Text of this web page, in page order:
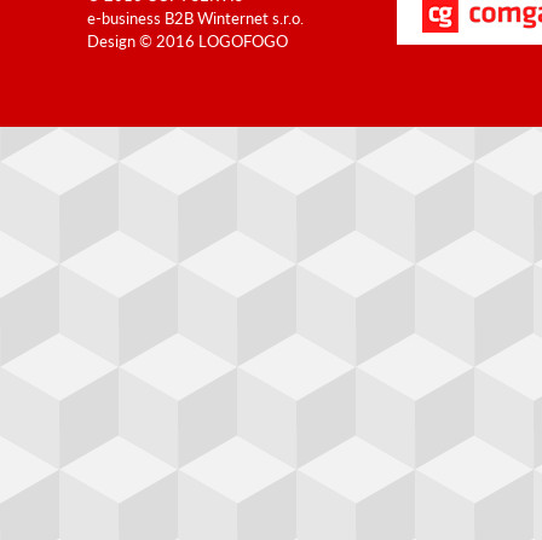
e-business B2BWinternet s.r.o.
Design © 2016 LOGOFOGO